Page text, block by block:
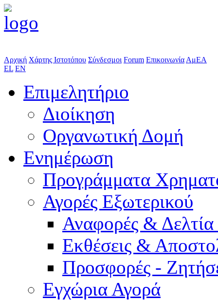
Αρχική Χάρτης Ιστοτόπου Σύνδεσμοι Forum Επικοινωνία ΑμΕΑ
EL EN
Επιμελητήριο
Διοίκηση
Οργανωτική Δομή
Ενημέρωση
Προγράμματα
Αγορές Εξωτερικού
Αναφορές &
Εκθέσεις &
Προσφορές -
Εγχώρια Αγορά